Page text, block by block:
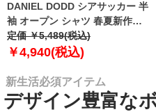
DANIEL DODD シアサッカー 半
袖 オープン シャツ 春夏新作
azsh-260213 【fre】
定価 ￥5,489(税込)
￥4,940(税込)
新生活必須アイテム
デザイン豊富な